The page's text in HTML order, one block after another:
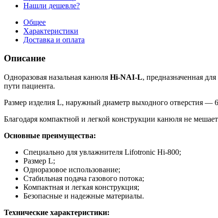
Нашли дешевле?
Общее
Характеристики
Доставка и оплата
Описание
Одноразовая назальная канюля Hi-NAI-L, предназначенная
пути пациента.
Размер изделия L, наружный диаметр выходного отверстия —
Благодаря компактной и легкой конструкции канюля не
Основные преимущества:
Специально для увлажнителя Lifotronic Hi-800;
Размер L;
Одноразовое использование;
Стабильная подача газового потока;
Компактная и легкая конструкция;
Безопасные и надежные материалы.
Технические характеристики: